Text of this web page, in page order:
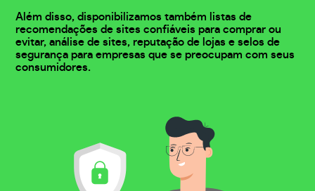
Além disso, disponibilizamos também listas de
recomendações de sites confiáveis para comprar ou
evitar, análise de sites, reputação de lojas e selos de
segurança para empresas que se preocupam com seus
consumidores.